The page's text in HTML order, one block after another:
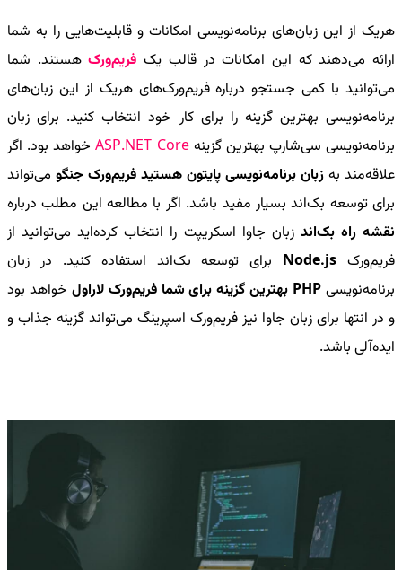
هریک از این زبان‌های برنامه‌نویسی امکانات و قابلیت‌هایی را به شما
ارائه می‌دهند که این امکانات در قالب یک فریم‌ورکهستند. شما
می‌توانید با کمی جستجو درباره فریم‌ورک‌های هریک از این زبان‌های
برنامه‌نویسی بهترین گزینه را برای کار خود انتخاب کنید. برای زبان
برنامه‌نویسی سی‌شارپ بهترین گزینهASP.NET Coreخواهد بود. اگر
علاقه‌مند به زبان برنامه‌نویسی پایتون هستید فریم‌ورک جنگو می‌تواند
برای توسعه بک‌اند بسیار مفید باشد. اگر با مطالعه این مطلب درباره
نقشه راه بک‌اندزبان جاوا اسکریپت را انتخاب کرده‌اید می‌توانید از
فریم‌ورک Node.js برای توسعه بک‌اند استفاده کنید. در زبان
برنامه‌نویسی PHP بهترین گزینه برای شما فریم‌ورک لاراول خواهد بود
و در انتها برای زبان جاوا نیز فریم‌ورک اسپرینگ می‌تواند گزینه جذاب و
ایده‌آلی باشد.